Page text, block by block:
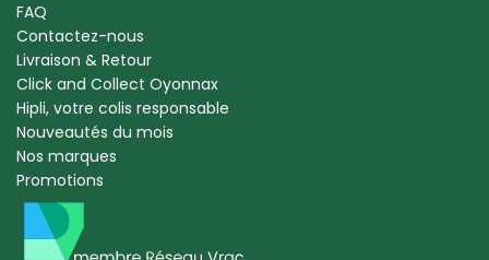
FAQ
Contactez-nous
Livraison & Retour
Click and Collect Oyonnax
Hipli, votre colis responsable
Nouveautés du mois
Nos marques
Promotions